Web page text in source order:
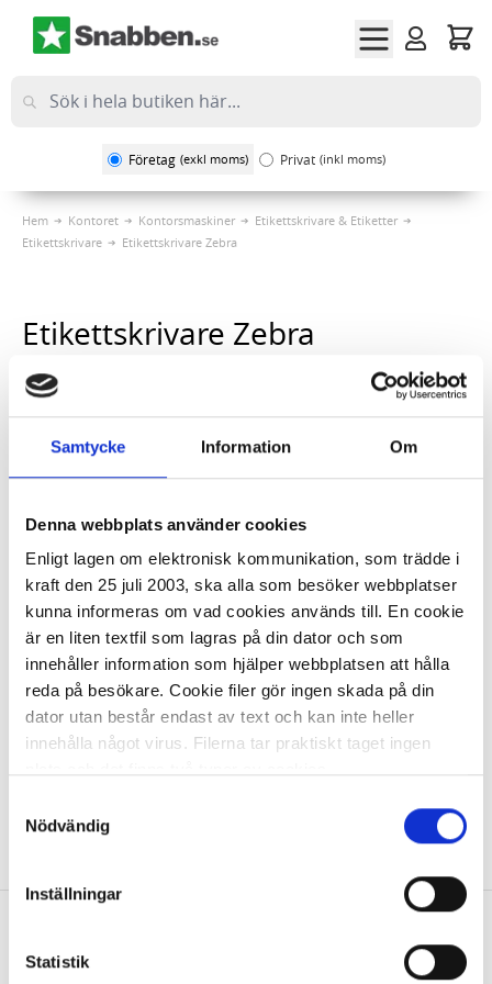
Samtycke Information Om
Denna webbplats använder cookies
Enligt lagen om elektronisk kommunikation, som trädde i
kraft den 25 juli 2003, ska alla som besöker webbplatser
kunna informeras om vad cookies används till. En cookie
är en liten textfil som lagras på din dator och som
innehåller information som hjälper webbplatsen att hålla
reda på besökare. Cookie filer gör ingen skada på din
dator utan består endast av text och kan inte heller
innehålla något virus. Filerna tar praktiskt taget ingen
Den ena typen sparar en fil permanent på din dator,
dessa används för att exempelvis kunna mäta hur du
som besökare rör dig på hemsidan. Detta enbart för att
kunna erbjuda besökaren bättre tjänster och service.
funktioner för detta. Informationen som sparas på din
Nödvändig
Inställningar
Statistik
Företag (exkl moms) Privat (inkl moms)
Hem Kontoret Kontorsmaskiner
Etikettskrivare & Etiketter
Etikettskrivare
Etikettskrivare Zebra
Etikettskrivare Zebra
1Artikel
5 423,40 kr/st
I lager 7 st ca 1-2 dagar
- +
Allt inom kontorsmaterial